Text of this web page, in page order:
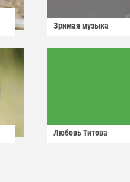
Зримая музыка
Любовь Титова